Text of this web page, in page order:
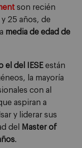
son recién
25 años, de
media de edad de
el del IESEestán
la mayoría
con al
aspiran a
y liderar sus
del
Master of
.